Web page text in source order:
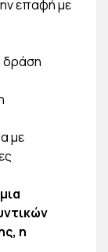
επαφή με
δράση
με
η